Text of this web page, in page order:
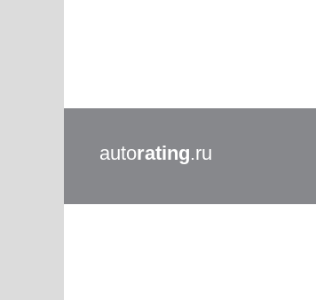
autorating.ru